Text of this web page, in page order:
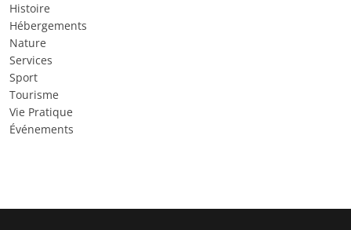
Histoire
Hébergements
Nature
Services
Sport
Tourisme
Vie Pratique
Événements